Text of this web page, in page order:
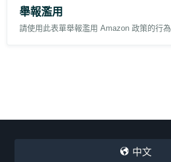
舉報濫用
請使用此表單舉報濫用 Amazon 政策的行為
中文